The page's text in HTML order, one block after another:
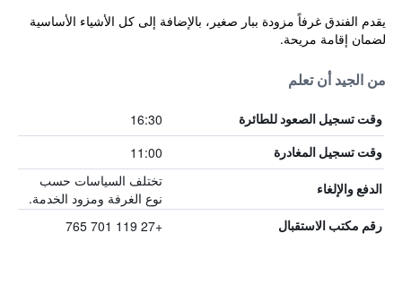
يقدم الفندق غرفاً مزودة ببار صغير، بالإضافة إلى كل الأشياء الأساسية
لضمان إقامة مريحة.
من الجيد أن تعلم
وقت تسجيل الصعود للطائرة 16:30
وقت تسجيل المغادرة 11:00
الدفع والإلغاء
تختلف السياسات حسب
نوع الغرفة ومزود الخدمة.
رقم مكتب الاستقبال +27 119 701 765